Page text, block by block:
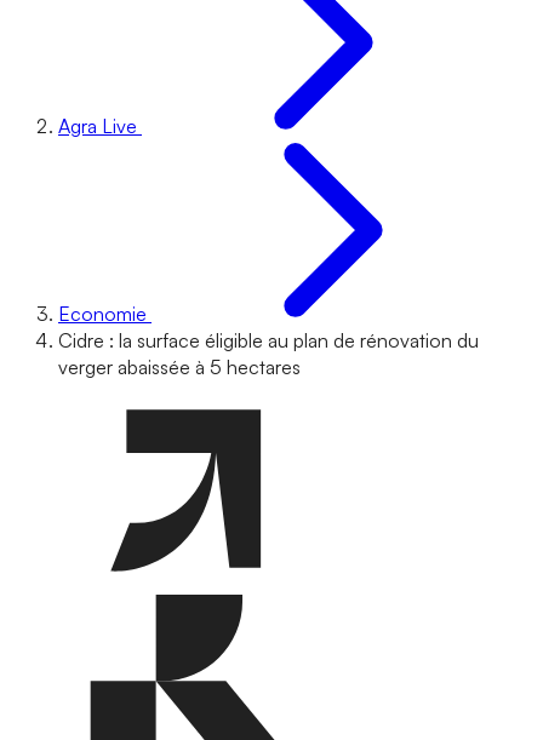
Agra Live
Economie
Cidre : la surface éligible au plan de rénovation du
verger abaissée à 5 hectares